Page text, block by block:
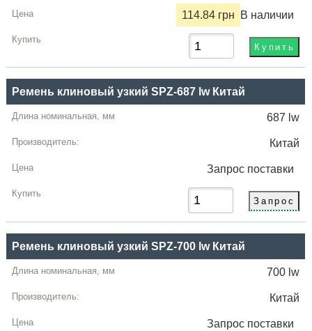
114.84 грн В наличии
Ремень клиновый узкий SPZ-687 lw Китай
687 lw
Китай
Запрос поставки
Ремень клиновый узкий SPZ-700 lw Китай
700 lw
Китай
Запрос поставки